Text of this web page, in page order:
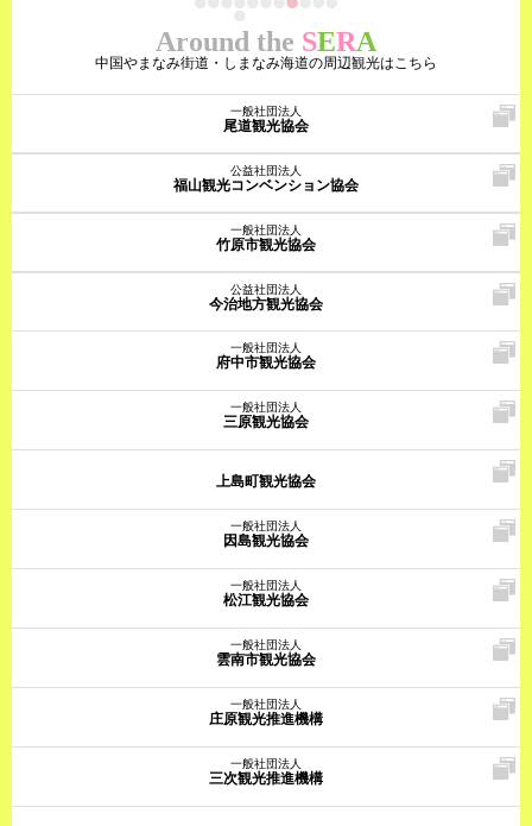
Around the SERA
中国やまなみ街道・しまなみ海道の周辺観光はこちら
一般社団法人
尾道観光協会
公益社団法人
福山観光コンベンション協会
一般社団法人
竹原市観光協会
公益社団法人
今治地方観光協会
一般社団法人
府中市観光協会
一般社団法人
三原観光協会
上島町観光協会
一般社団法人
因島観光協会
一般社団法人
松江観光協会
一般社団法人
雲南市観光協会
一般社団法人
庄原観光推進機構
一般社団法人
三次観光推進機構